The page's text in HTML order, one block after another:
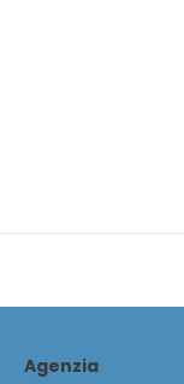
Agenzia